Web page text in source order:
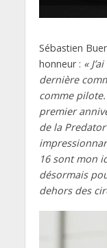
Sébastien
honneur : «
dernière
comme
premier
de la
16 sont mon
désormais
dehors des